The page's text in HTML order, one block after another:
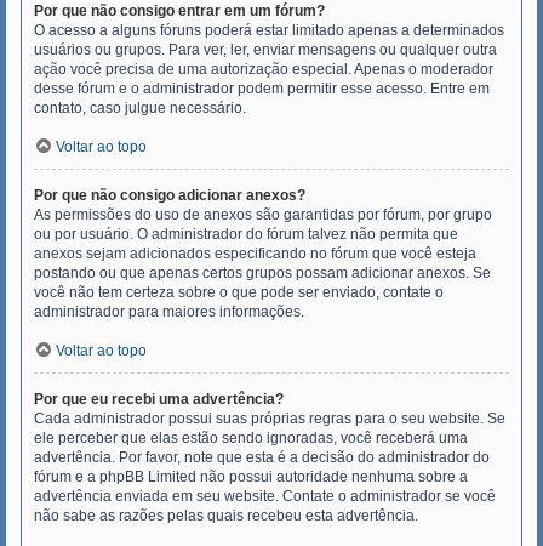
Por que não consigo entrar em um fórum?
O acesso a alguns fóruns poderá estar limitado apenas a determinados
usuários ou grupos. Para ver, ler, enviar mensagens ou qualquer outra
ação você precisa de uma autorização especial. Apenas o moderador
desse fórum e o administrador podem permitir esse acesso. Entre em
contato, caso julgue necessário.
Voltar ao topo
Por que não consigo adicionar anexos?
As permissões do uso de anexos são garantidas por fórum, por grupo
ou por usuário. O administrador do fórum talvez não permita que
anexos sejam adicionados especificando no fórum que você esteja
postando ou que apenas certos grupos possam adicionar anexos. Se
você não tem certeza sobre o que pode ser enviado, contate o
administrador para maiores informações.
Voltar ao topo
Por que eu recebi uma advertência?
Cada administrador possui suas próprias regras para o seu website. Se
ele perceber que elas estão sendo ignoradas, você receberá uma
advertência. Por favor, note que esta é a decisão do administrador do
fórum e a phpBB Limited não possui autoridade nenhuma sobre a
advertência enviada em seu website. Contate o administrador se você
não sabe as razões pelas quais recebeu esta advertência.